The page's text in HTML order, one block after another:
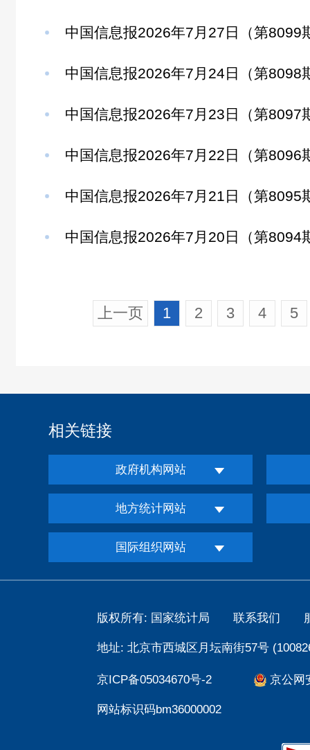
中国信息报2026年7月27日（第8099
中国信息报2026年7月24日（第8098
中国信息报2026年7月23日（第8097
中国信息报2026年7月22日（第8096
中国信息报2026年7月21日（第8095
中国信息报2026年7月20日（第8094
上一页 1 2 3 4 5
相关链接
政府机构网站
地方统计网站
国际组织网站
版权所有: 国家统计局 联系我们
地址: 北京市西城区月坛南街57号
京ICP备05034670号-2 京公网
网站标识码bm36000002